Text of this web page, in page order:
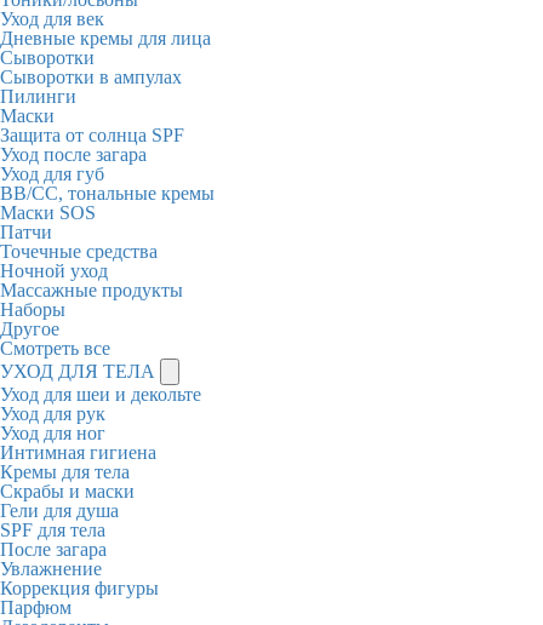
Уход для век
Дневные кремы для лица
Сыворотки
Сыворотки в ампулах
Пилинги
Маски
Защита от солнца SPF
Уход после загара
Уход для губ
BB/CC, тональные кремы
Маски SOS
Патчи
Точечные средства
Ночной уход
Массажные продукты
Наборы
Другое
Смотреть все
УХОД ДЛЯ ТЕЛА
Уход для шеи и декольте
Уход для рук
Уход для ног
Интимная гигиена
Кремы для тела
Скрабы и маски
Гели для душа
SPF для тела
После загара
Увлажнение
Коррекция фигуры
Парфюм